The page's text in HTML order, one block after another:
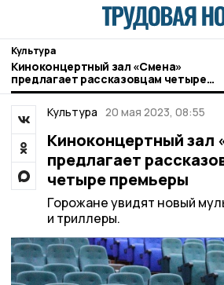
Культура
Киноконцертный зал «Смена»
предлагает рассказовцам четыре
премьеры
Культура 20 мая 2023, 08:55
Киноконцертный зал
предлагает
четыре премьеры
Горожане увидят новый
и триллеры.